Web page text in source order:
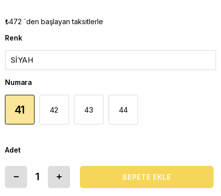
₺472 `den başlayan taksitlerle
Renk
Numara
41 42 43 44
Adet